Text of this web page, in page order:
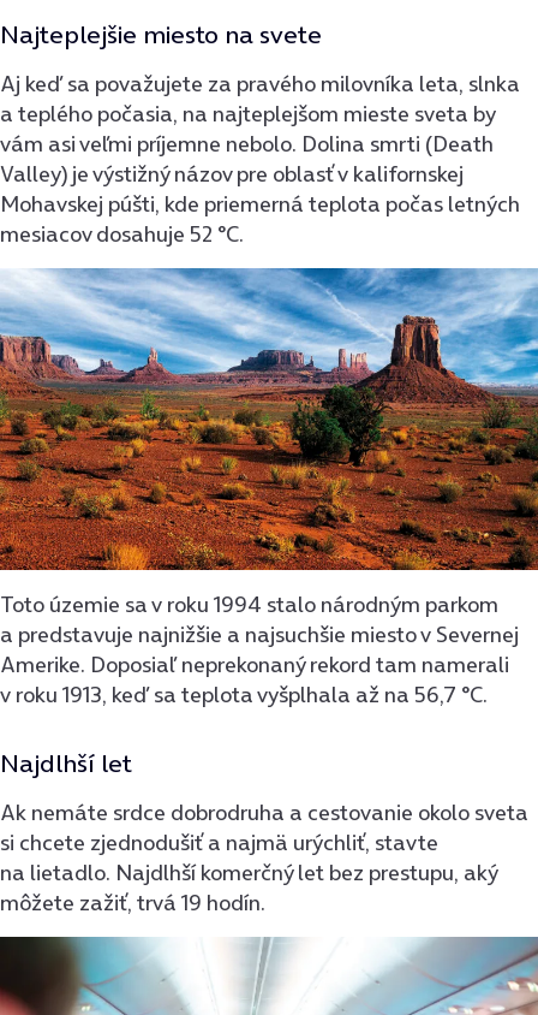
Najteplejšie miesto na svete
Aj keď sa považujete za pravého milovníka leta, slnka
a teplého počasia, na najteplejšom mieste sveta by
vám asi veľmi príjemne nebolo. Dolina smrti (Death
Valley) je výstižný názov pre oblasť v kalifornskej
Mohavskej púšti, kde priemerná teplota počas letných
mesiacov dosahuje 52 °C.
Toto územie sa v roku 1994 stalo národným parkom
a predstavuje najnižšie a najsuchšie miesto v Severnej
Amerike. Doposiaľ neprekonaný rekord tam namerali
v roku 1913, keď sa teplota vyšplhala až na 56,7 °C.
Najdlhší let
Ak nemáte srdce dobrodruha a cestovanie okolo sveta
si chcete zjednodušiť a najmä urýchliť, stavte
na lietadlo. Najdlhší komerčný let bez prestupu, aký
môžete zažiť, trvá 19 hodín.